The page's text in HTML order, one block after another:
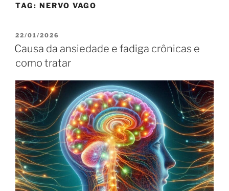
TAG: NERVO VAGO
PUBLICADO
EM
22/01/2026
Causa da ansiedade e fadiga crônicas e
como tratar